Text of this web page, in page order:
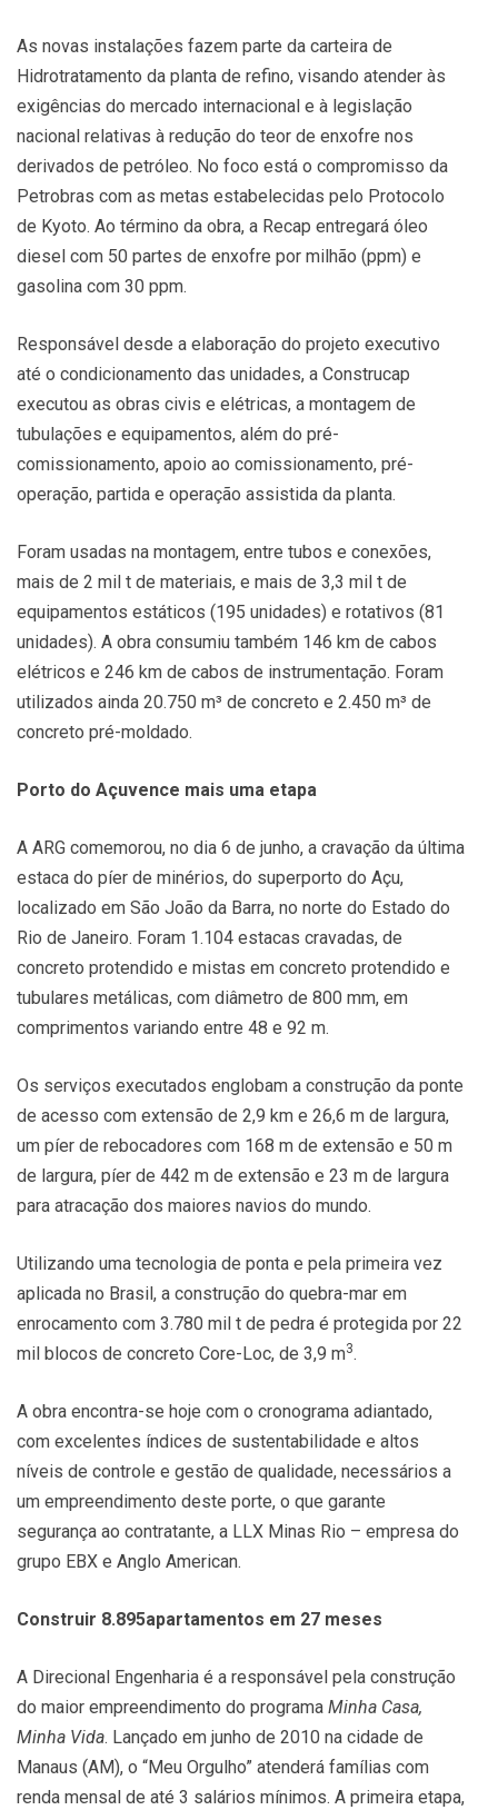
As novas instalações fazem parte da carteira de
Hidrotratamento da planta de refino, visando atender às
exigências do mercado internacional e à legislação
nacional relativas à redução do teor de enxofre nos
derivados de petróleo. No foco está o compromisso da
Petrobras com as metas estabelecidas pelo Protocolo
de Kyoto. Ao término da obra, a Recap entregará óleo
diesel com 50 partes de enxofre por milhão (ppm) e
gasolina com 30 ppm.
Responsável desde a elaboração do projeto executivo
até o condicionamento das unidades, a Construcap
executou as obras civis e elétricas, a montagem de
tubulações e equipamentos, além do pré-
comissionamento, apoio ao comissionamento, pré-
operação, partida e operação assistida da planta.
Foram usadas na montagem, entre tubos e conexões,
mais de 2 mil t de materiais, e mais de 3,3 mil t de
equipamentos estáticos (195 unidades) e rotativos (81
unidades). A obra consumiu também 146 km de cabos
elétricos e 246 km de cabos de instrumentação. Foram
utilizados ainda 20.750 m³ de concreto e 2.450 m³ de
concreto pré-moldado.
Porto do Açuvence mais uma etapa
A ARG comemorou, no dia 6 de junho, a cravação da última
estaca do píer de minérios, do superporto do Açu,
localizado em São João da Barra, no norte do Estado do
Rio de Janeiro. Foram 1.104 estacas cravadas, de
concreto protendido e mistas em concreto protendido e
tubulares metálicas, com diâmetro de 800 mm, em
comprimentos variando entre 48 e 92 m.
Os serviços executados englobam a construção da ponte
de acesso com extensão de 2,9 km e 26,6 m de largura,
um píer de rebocadores com 168 m de extensão e 50 m
de largura, píer de 442 m de extensão e 23 m de largura
para atracação dos maiores navios do mundo.
Utilizando uma tecnologia de ponta e pela primeira vez
aplicada no Brasil, a construção do quebra-mar em
enrocamento com 3.780 mil t de pedra é protegida por 22
mil blocos de concreto Core-Loc, de 3,9 m3.
A obra encontra-se hoje com o cronograma adiantado,
com excelentes índices de sustentabilidade e altos
níveis de controle e gestão de qualidade, necessários a
um empreendimento deste porte, o que garante
segurança ao contratante, a LLX Minas Rio – empresa do
grupo EBX e Anglo American.
Construir 8.895apartamentos em 27 meses
A Direcional Engenharia é a responsável pela construção
do maior empreendimento do programa Minha Casa,
Minha Vida. Lançado em junho de 2010 na cidade de
Manaus (AM), o “Meu Orgulho” atenderá famílias com
renda mensal de até 3 salários mínimos. A primeira etapa,